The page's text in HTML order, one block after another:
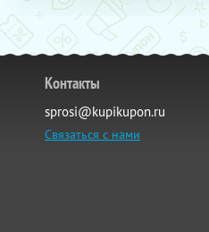
Контакты
sprosi@kupikupon.ru
Связаться с нами